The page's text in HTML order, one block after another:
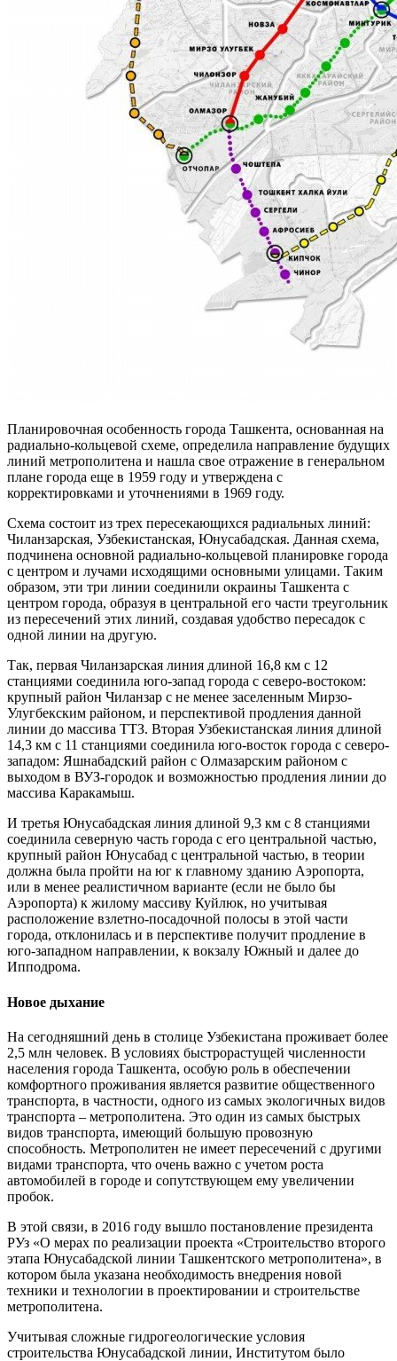
Планировочная особенность города Ташкента, основанная на
радиально-кольцевой схеме, определила направление будущих
линий метрополитена и нашла свое отражение в генеральном
плане города еще в 1959 году и утверждена с
корректировками и уточнениями в 1969 году.
Схема состоит из трех пересекающихся радиальных линий:
Чиланзарская, Узбекистанская, Юнусабадская. Данная схема,
подчинена основной радиально-кольцевой планировке города
с центром и лучами исходящими основными улицами. Таким
образом, эти три линии соединили окраины Ташкента с
центром города, образуя в центральной его части треугольник
из пересечений этих линий, создавая удобство пересадок с
одной линии на другую.
Так, первая Чиланзарская линия длиной 16,8 км с 12
станциями соединила юго-запад города с северо-востоком:
крупный район Чиланзар с не менее заселенным Мирзо-
Улугбекским районом, и перспективой продления данной
линии до массива ТТЗ. Вторая Узбекистанская линия длиной
14,3 км с 11 станциями соединила юго-восток города с северо-
западом: Яшнабадский район с Олмазарским районом с
выходом в ВУЗ-городок и возможностью продления линии до
массива Каракамыш.
И третья Юнусабадская линия длиной 9,3 км с 8 станциями
соединила северную часть города с его центральной частью,
крупный район Юнусабад с центральной частью, в теории
должна была пройти на юг к главному зданию Аэропорта,
или в менее реалистичном варианте (если не было бы
Аэропорта) к жилому массиву Куйлюк, но учитывая
расположение взлетно-посадочной полосы в этой части
города, отклонилась и в перспективе получит продление в
юго-западном направлении, к вокзалу Южный и далее до
Ипподрома.
Новое дыхание
На сегодняшний день в столице Узбекистана проживает более
2,5 млн человек. В условиях быстрорастущей численности
населения города Ташкента, особую роль в обеспечении
комфортного проживания является развитие общественного
транспорта, в частности, одного из самых экологичных видов
транспорта – метрополитена. Это один из самых быстрых
видов транспорта, имеющий большую провозную
способность. Метрополитен не имеет пересечений с другими
видами транспорта, что очень важно с учетом роста
автомобилей в городе и сопутствующем ему увеличении
пробок.
В этой связи, в 2016 году вышло постановление президента
РУз «О мерах по реализации проекта «Строительство второго
этапа Юнусабадской линии Ташкентского метрополитена», в
котором была указана необходимость внедрения новой
техники и технологии в проектировании и строительстве
метрополитена.
Учитывая сложные гидрогеологические условия
строительства Юнусабадской линии, Институтом было